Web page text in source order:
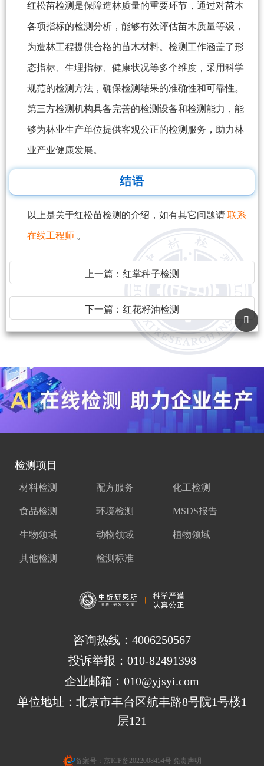
红松苗检测是保障造林质量的重要环节，通过对苗木
各项指标的检测分析，能够有效评估苗木质量等级，
为造林工程提供合格的苗木材料。检测工作涵盖了形
态指标、生理指标、健康状况等多个维度，采用科学
规范的检测方法，确保检测结果的准确性和可靠性。
第三方检测机构具备完善的检测设备和检测能力，能
够为林业生产单位提供客观公正的检测服务，助力林
业产业健康发展。
结语
以上是关于红松苗检测的介绍，如有其它问题请 联系
在线工程师 。
上一篇： 红掌种子检测
下一篇： 红花籽油检测
检测项目
材料检测 配方服务 化工检测
食品检测 环境检测 MSDS报告
生物领域 动物领域 植物领域
其他检测 检测标准
咨询热线：4006250567
投诉举报：010-82491398
企业邮箱：010@yjsyi.com
单位地址：北京市丰台区航丰路8号院1号楼1
层121
备案号： 京ICP备2022008454号 免责声明